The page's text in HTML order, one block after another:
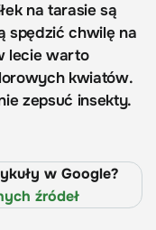
na tarasie są
spędzić chwilę na
lecie warto
kwiatów.
zepsuć insekty.
w Google?
źródeł